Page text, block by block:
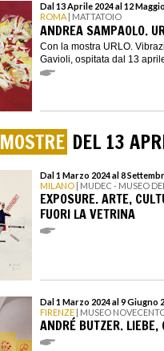
Dal 13 Aprile 2024 al 12
ROMA | MATTATOIO
ANDREA SAMPAOLO.
Con la mostra URLO.
Gavioli, ospitata dal 13
MOSTRE DEL 13
Dal 1 Marzo 2024 al 8
MILANO | MUDEC - MUSEO
EXPOSURE. ARTE,
FUORI LA VETRINA
Dal 1 Marzo 2024 al 9 Giugno
FIRENZE | MUSEO
ANDRÉ BUTZER. LIEBE,